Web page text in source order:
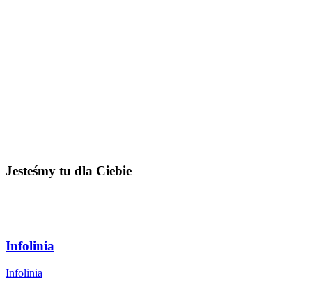
Jesteśmy tu dla Ciebie
Infolinia
Infolinia